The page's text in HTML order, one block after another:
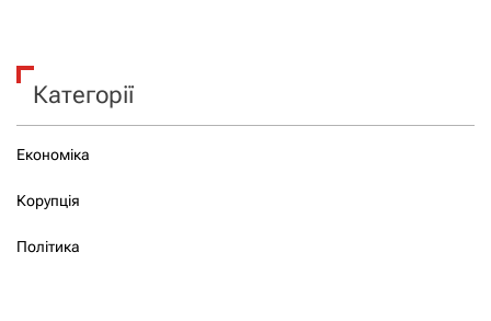
Категорії
Економіка
Корупція
Політика